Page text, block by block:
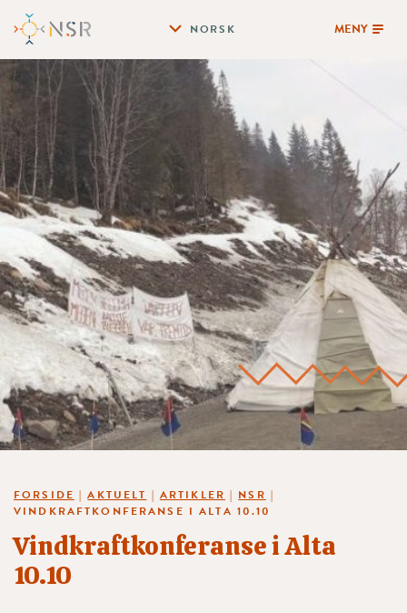
NORSK MENY
FORSIDE |AKTUELT | ARTIKLER | NSR |
VINDKRAFTKONFERANSE I ALTA 10.10
Vindkraftkonferanse i Alta
10.10